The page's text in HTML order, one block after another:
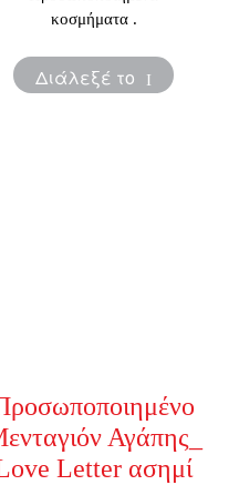
κοσμήματα .
Διάλεξέ το
Αγάπης_
Letter ασημί